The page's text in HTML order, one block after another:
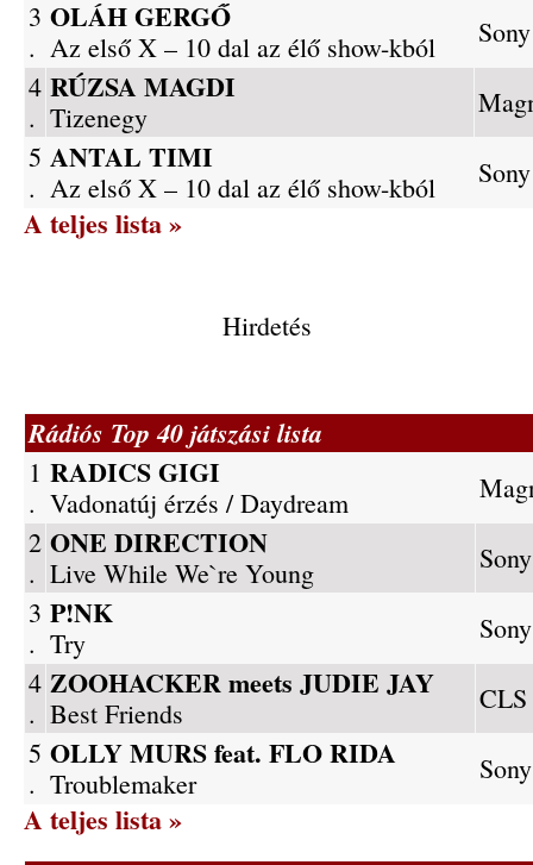
3
.
OLÁH GERGŐ
Az első X – 10 dal az élő show-kból
4
.
RÚZSA MAGDI
Tizenegy
5
.
ANTAL TIMI
Az első X – 10 dal az élő show-kból
A teljes lista »
Hirdetés
Rádiós Top 40 játszási lista
1
.
RADICS GIGI
Vadonatúj érzés / Daydream
2
.
ONE DIRECTION
Live While We`re Young
3
.
P!NK
Try
4
.
ZOOHACKER meets JUDIE JAY
Best Friends
5
.
OLLY MURS feat. FLO RIDA
Troublemaker
A teljes lista »